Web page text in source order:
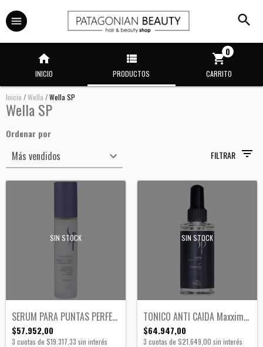
INICIO PRODUCTOS CARRITO
0
Inicio /Wella /Wella SP
Wella SP
Ordenar por
FILTRAR
SIN STOCK
SERUM PARA PUNTAS PERFECT ENDS SP
$57.952,00
3 cuotas de $19.317,33 sin interés
SIN STOCK
TONICO ANTI CAIDA Maxximum SP
$64.947,00
3 cuotas de $21.649,00 sin interés